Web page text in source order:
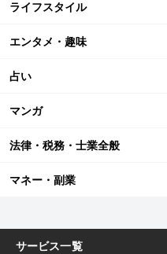
ライフスタイル
エンタメ・趣味
占い
マンガ
法律・税務・士業全般
マネー・副業